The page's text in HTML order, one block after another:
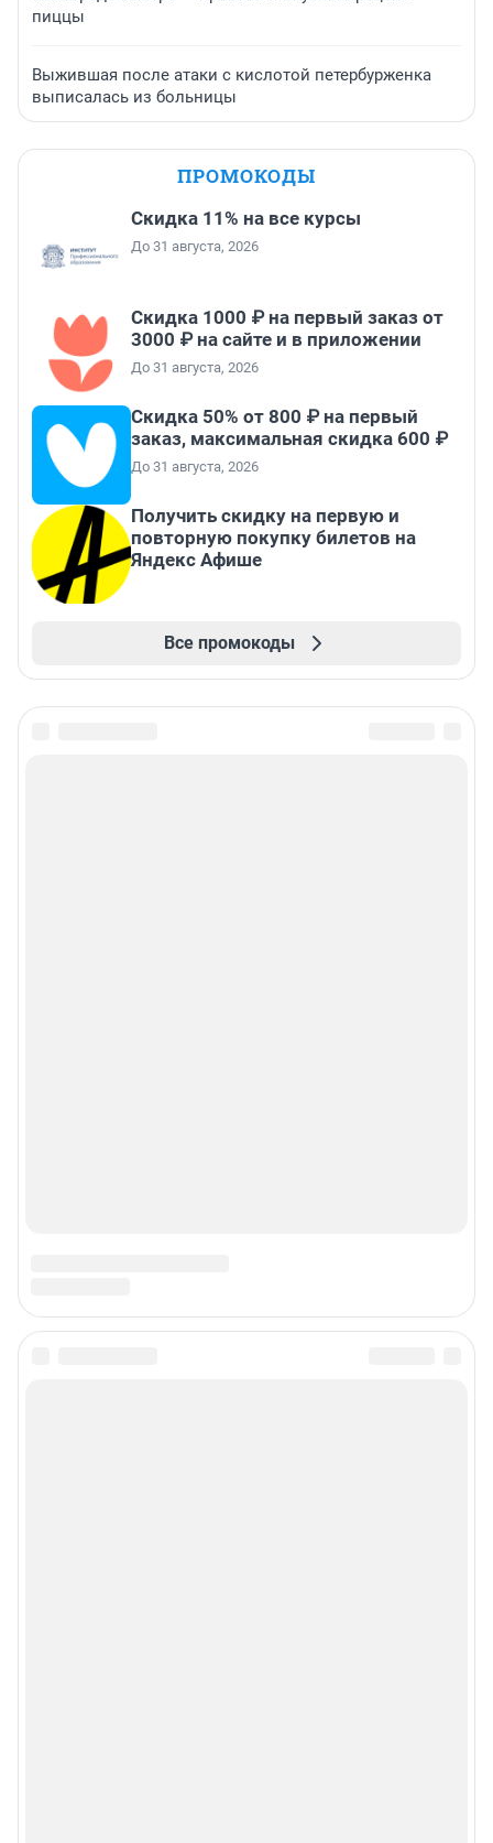
пиццы
Выжившая после атаки с кислотой петербурженка
выписалась из больницы
ПРОМОКОДЫ
Скидка 11% на все курсы
До 31 августа, 2026
Скидка 1000 ₽ на первый заказ от
3000 ₽ на сайте и в приложении
До 31 августа, 2026
Скидка 50% от 800 ₽ на первый
заказ, максимальная скидка 600 ₽
До 31 августа, 2026
Получить скидку на первую и
повторную покупку билетов на
Яндекс Афише
Все промокоды